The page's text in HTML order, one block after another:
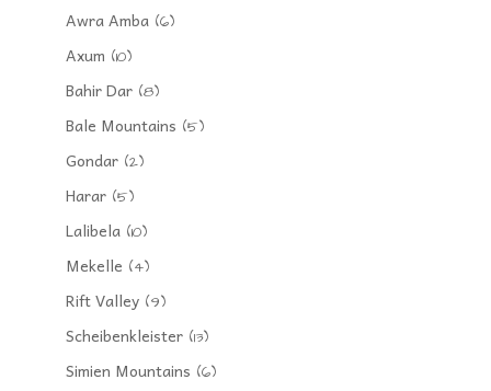
Awra Amba(6)
Axum (10)
Bahir Dar(8)
Bale Mountains (5)
Gondar(2)
Harar(5)
Lalibela(10)
Mekelle (4)
Rift Valley(9)
Scheibenkleister(13)
Simien Mountains (6)